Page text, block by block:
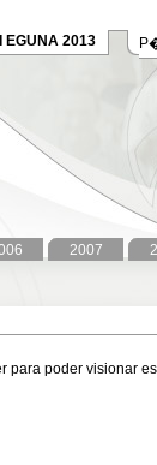
EGUNA 2013
2007
para poder visionar